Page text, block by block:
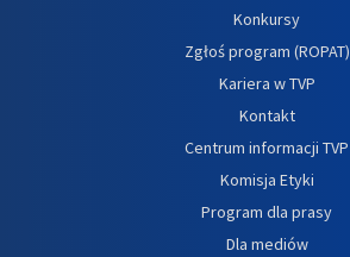
Konkursy
Zgłoś program (ROPAT)
Kariera w TVP
Kontakt
Centrum informacji TVP
Komisja Etyki
Program dla prasy
Dla mediów